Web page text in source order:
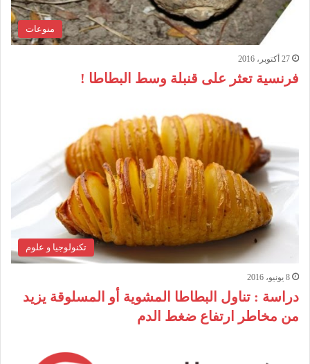
منوعات
27 أكتوبر، 2016
فرنسية تعثر على قنبلة وسط البطاطا !
تكنولوجيا و علوم
8 يونيو، 2016
دراسة : تناول البطاطا المشوية أو المسلوقة يزيد
من مخاطر ارتفاع ضغط الدم